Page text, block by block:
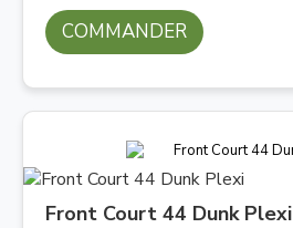
COMMANDER
Front Court 44 Dunk Plexi